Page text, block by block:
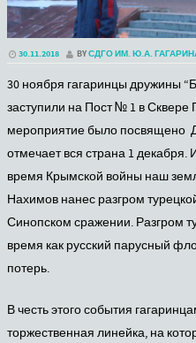
30.11.2018 BYСДГО ИМ. Ю.А.
30 ноября гагаринцы дружины
заступили на Пост № 1 в
мероприятие было посвящено
отмечает вся страна 1 декабря.
время Крымской войны наш
Нахимов нанес разгром
Синопском сражении. Разгром
время как русский парусный
потерь.
В честь этого события
торжественная линейка, на